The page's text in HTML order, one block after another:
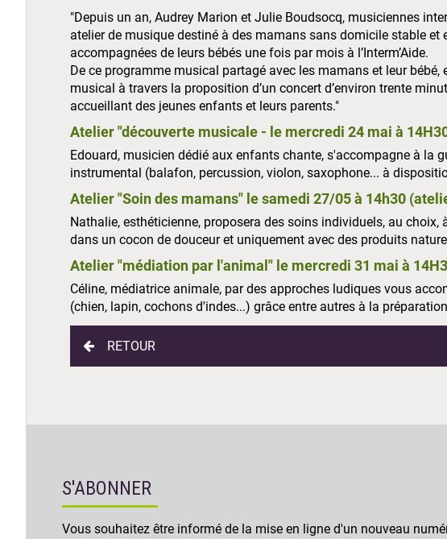
"Depuis un an, Audrey Marion et Julie Boudsocq, musiciennes
atelier de musique destiné à des mamans sans domicile stable et
accompagnées de leurs bébés une fois par mois à l’Interm’Aide.
De ce programme musical partagé avec les mamans et leur
musical à travers la proposition d’un concert d’environ trente
accueillant des jeunes enfants et leurs parents."
Atelier "découverte musicale - le mercredi 24 mai à
Edouard, musicien dédié aux enfants chante, s'accompagne à la
instrumental (balafon, percussion, violon, saxophone... à
Atelier "Soin des mamans" le samedi 27/05 à 14h30 (
Nathalie, esthéticienne, proposera des soins individuels, au
dans un cocon de douceur et uniquement avec des produits
Atelier "médiation par l'animal" le mercredi 31 mai à
Céline, médiatrice animale, par des approches ludiques vous
(chien, lapin, cochons d'indes...) grâce entre autres à la
RETOUR
S'ABONNER
Vous souhaitez être informé de la mise en ligne d'un nouveau